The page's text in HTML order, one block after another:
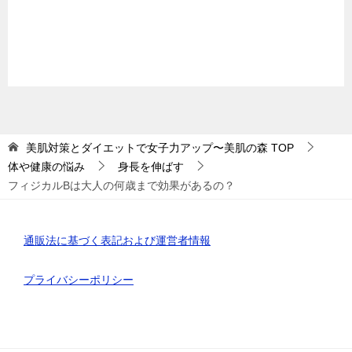
美肌対策とダイエットで女子力アップ〜美肌の森 TOP
体や健康の悩み
身長を伸ばす
フィジカルBは大人の何歳まで効果があるの？
通販法に基づく表記および運営者情報
プライバシーポリシー